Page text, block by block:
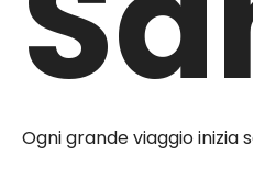
Ogni grande viaggio